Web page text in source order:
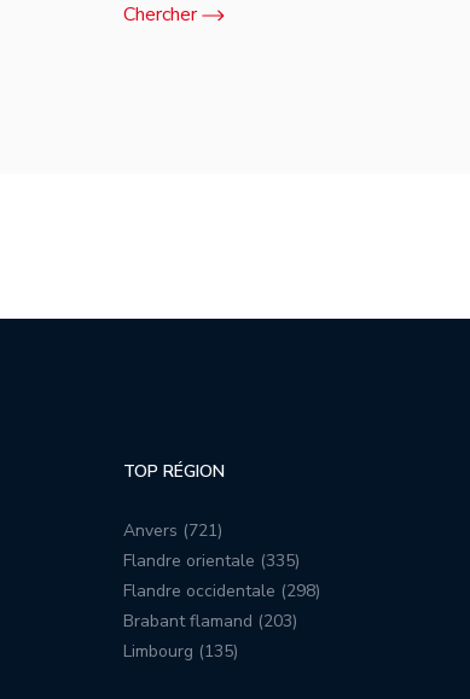
Chercher
TOP RÉGION
Anvers (721)
Flandre orientale (335)
Flandre occidentale (298)
Brabant flamand (203)
Limbourg (135)